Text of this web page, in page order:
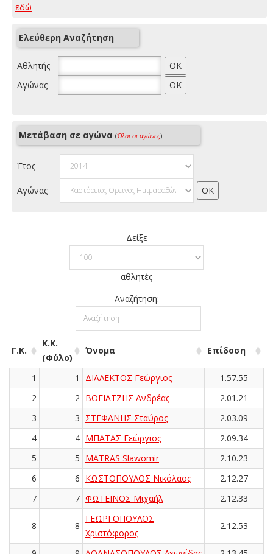
εδώ
Ελεύθερη Αναζήτηση
Αθλητής
Αγώνας
Μετάβαση σε αγώνα (Όλοι οι αγώνες)
Έτος
Αγώνας
Δείξε
αθλητές
Αναζήτηση:
Γ.Κ.
Κ.Κ.
(Φύλο)
Όνομα Επίδοση
1 1 ΔΙΑΛΕΚΤΟΣ Γεώργιος
1.57.55
2
2 ΒΟΓΙΑΤΖΗΣ Ανδρέας
2.01.21
3
3 ΣΤΕΦΑΝΗΣ Σταύρος
2.03.09
4
4 ΜΠΑΤΑΣ Γεώργιος
2.09.34
5
5 MATRAS Slawomir
2.10.23
6
6 ΚΩΣΤΟΠΟΥΛΟΣ Νικόλαος
2.12.27
7
7 ΦΩΤΕΙΝΟΣ Μιχαήλ 2.12.33
8 8
ΓΕΩΡΓΟΠΟΥΛΟΣ
Χριστόφορος
2.12.53